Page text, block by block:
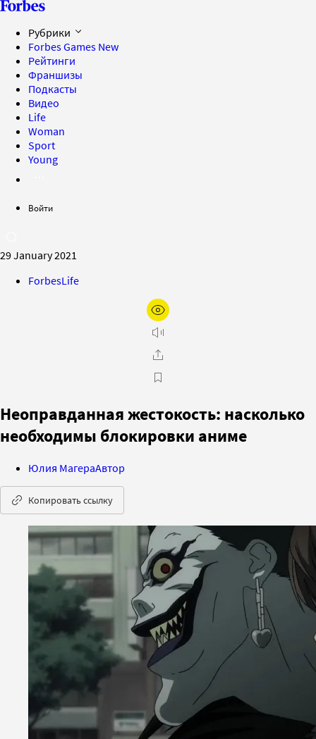
Рубрики
Forbes Games New
Рейтинги
Франшизы
Подкасты
Видео
Life
Woman
Sport
Young
Войти
29 January 2021
ForbesLife
Неоправданная жестокость: насколько
необходимы блокировки аниме
Юлия МагераАвтор
Копировать ссылку